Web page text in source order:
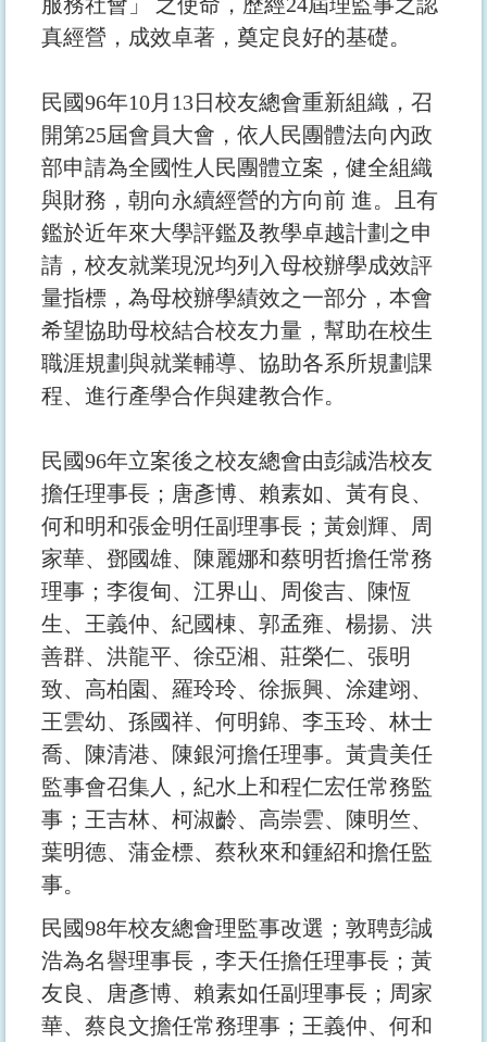
真經營，成效卓著，奠定良好的基礎。
民國96年10月13日校友總會重新組織，召
開第25屆會員大會，依人民團體法向內政
部申請為全國性人民團體立案，健全組織
與財務，朝向永續經營的方向前 進。且有
鑑於近年來大學評鑑及教學卓越計劃之申
請，校友就業現況均列入母校辦學成效評
量指標，為母校辦學績效之一部分，本會
希望協助母校結合校友力量，幫助在校生
職涯規劃與就業輔導、協助各系所規劃課
程、進行產學合作與建教合作。
民國96年立案後之校友總會由彭誠浩校友
擔任理事長；唐彥博、賴素如、黃有良、
何和明和張金明任副理事長；黃劍輝、周
家華、鄧國雄、陳麗娜和蔡明哲擔任常務
理事；李復甸、江界山、周俊吉、陳恆
生、王義仲、紀國棟、郭孟雍、楊揚、洪
善群、洪龍平、徐亞湘、莊榮仁、張明
致、高柏園、羅玲玲、徐振興、涂建翊、
王雲幼、孫國祥、何明錦、李玉玲、林士
喬、陳清港、陳銀河擔任理事。黃貴美任
監事會召集人，紀水上和程仁宏任常務監
事；王吉林、柯淑齡、高崇雲、陳明竺、
葉明德、蒲金標、蔡秋來和鍾紹和擔任監
事。
民國98年校友總會理監事改選；敦聘彭誠
浩為名譽理事長，李天任擔任理事長；黃
友良、唐彥博、賴素如任副理事長；周家
華、蔡良文擔任常務理事；王義仲、何和